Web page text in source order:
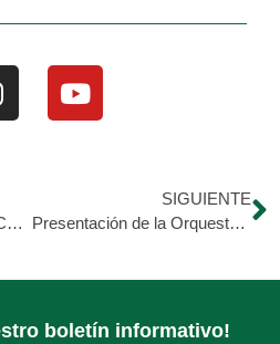
Curso de Elaboración de Calzado
SIGUIENTE
Presentación de la Orquesta Sinfónica Juvenil e Infantil de El Tocuyo
boletín informativo!